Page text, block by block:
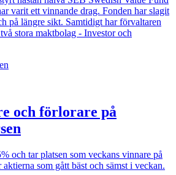
varit ett vinnande drag. Fonden har slagit
på längre sikt. Samtidigt har förvaltaren
stora maktbolag - Investor och
och förlorare på
och tar platsen som veckans vinnare på
som gått bäst och sämst i veckan.